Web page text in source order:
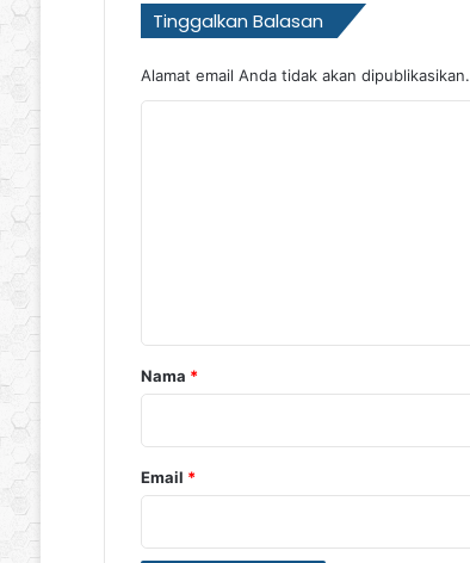
Tinggalkan Balasan
Alamat email Anda tidak akan dipublikasikan.
rNama *
Email *